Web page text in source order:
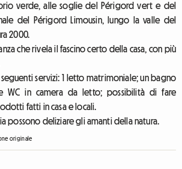
verde, alle soglie del Périgord vert e del
del Périgord Limousin, lungo la valle del
2000.
che rivela il fascino certo della casa, con più
servizi: 1 letto matrimoniale; un bagno
WC in camera da letto; possibilità di fare
fatti in casa e locali.
possono deliziare gli amanti della natura.
originale